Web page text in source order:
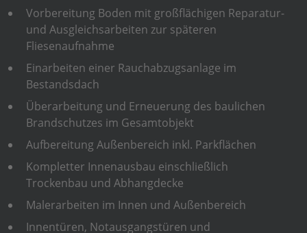
Vorbereitung Boden mit großflächigen Reparatur-
und Ausgleichsarbeiten zur späteren
Fliesenaufnahme
Einarbeiten einer Rauchabzugsanlage im
Bestandsdach
Überarbeitung und Erneuerung des baulichen
Brandschutzes im Gesamtobjekt
Aufbereitung Außenbereich inkl. Parkflächen
Kompletter Innenausbau einschließlich
Trockenbau und Abhangdecke
Malerarbeiten im Innen und Außenbereich
Innentüren, Notausgangstüren und